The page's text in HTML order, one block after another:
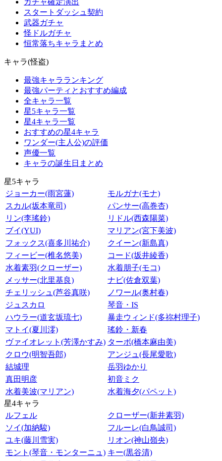
ガチャ確定演出
スタートダッシュ契約
武器ガチャ
怪ドルガチャ
恒常落ちキャラまとめ
キャラ(怪盗)
最強キャラランキング
最強パーティとおすすめ編成
全キャラ一覧
星5キャラ一覧
星4キャラ一覧
おすすめの星4キャラ
ワンダー(主人公)の評価
声優一覧
キャラの誕生日まとめ
星5キャラ
ジョーカー(雨宮蓮)
モルガナ(モナ)
スカル(坂本竜司)
パンサー(高巻杏)
リン(李瑤鈴)
リドル(西森陽菜)
ブイ(YUI)
マリアン(宮下美波)
フォックス(喜多川祐介)
クイーン(新島真)
フィービー(椎名悠美)
コード(坂井綾香)
水着素羽(クローザー)
水着朋子(モコ)
メッサー(北里基良)
ナビ(佐倉双葉)
チェリッシュ(芦谷真咲)
ノワール(奥村春)
ジュスカロ
琴音・IS
ハウラー(道玄坂琉七)
暴走ウィンド(多祢村理子)
マトイ(夏川澪)
瑤鈴・新春
ヴァイオレット(芳澤かすみ) ターボ(橋本麻由美)
クロウ(明智吾郎)
アンジュ(長尾愛歌)
結城理
岳羽ゆかり
真田明彦
初音ミク
水着美波(マリアン)
水着海夕(パペット)
星4キャラ
ルフェル
クローザー(新井素羽)
ソイ(加納駿)
フルーレ(白鳥誠司)
ユキ(藤川雪実)
リオン(神山嶺央)
モント(琴音・モンターニュ) キー(黒谷清)